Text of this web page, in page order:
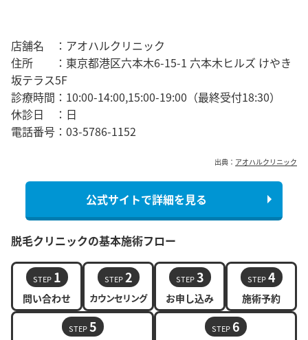
店舗名 ：アオハルクリニック
住所 ：東京都港区六本木6-15-1 六本木ヒルズ けやき
坂テラス5F
診療時間：10:00-14:00,15:00-19:00（最終受付18:30）
休診日 ：日
電話番号：03-5786-1152
出典： アオハルクリニック
公式サイトで詳細を見る
脱毛クリニックの基本施術フロー
STEP 1
問い合わせ
STEP 2
カウンセリング
STEP 3
お申し込み
STEP 4
施術予約
STEP 5 STEP 6